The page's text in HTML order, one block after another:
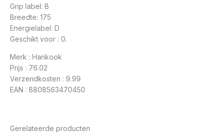
Grip label: B
Breedte: 175
Energielabel: D
Geschikt voor : 0.
Merk : Hankook
Prijs : 76.02
Verzendkosten : 9.99
EAN : 8808563470450
Gerelateerde producten